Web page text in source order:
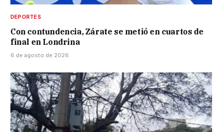
DEPORTES
Con contundencia, Zárate se metió en cuartos de
final en Londrina
6 de agosto de 2026